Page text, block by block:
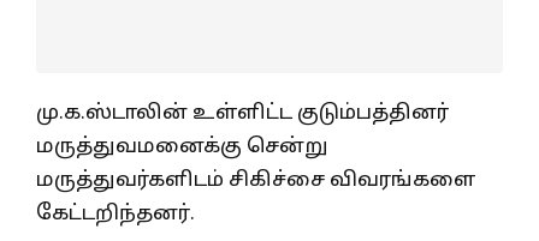
மு.க.ஸ்டாலின் உள்ளிட்ட குடும்பத்தினர்
மருத்துவமனைக்கு சென்று
மருத்துவர்களிடம் சிகிச்சை விவரங்களை
கேட்டறிந்தனர்.